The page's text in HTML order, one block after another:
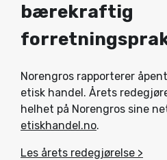
bærekraftig
Norengros rapporterer
etisk handel. Årets
helhet på Norengros sine
etiskhandel.no.
Les årets redegjørelse >